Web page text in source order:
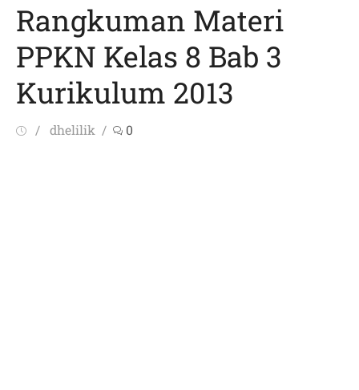
Rangkuman Materi
PPKN Kelas 8 Bab 3
Kurikulum 2013
PostedAuthor
dhelilik 0